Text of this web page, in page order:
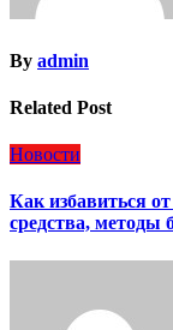
By admin
Related Post
Новости
Как избавиться
средства,